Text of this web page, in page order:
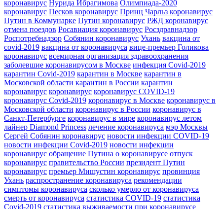
коронавирус Нурида Ибрагимова Олимпиада-2020
коронавирус Песков коронавирус Принц Чарльз коронавирус
Путин в Коммунарке Путин коронавирус РЖД коронавирус
отмена поездов Росавиация коронавирус Росздравнадзор
Роспотребнадзор Собянин коронавирус Ухань вакцина от
covid-2019 вакцина от коронавируса вице-премьер Голикова
коронавирус всемирная организация здравоохранения
заболевшие коронавирусом в Москве инфекция Covid-2019
карантин Covid-2019 карантин в Москве карантин в
Московской области карантин в России карантин
коронавирус коронавирус коронавирус COVID-19
коронавирус Covid-2019 коронавирус в Москве коронавирус в
Московской области коронавирус в России коронавирус в
Санкт-Петербурге коронавирус в мире коронавирус летом
лайнер Diamond Princess лечение коронавируса мэр Москвы
Сергей Собянин коронавирус новости инфекции COVID-19
новости инфекции Covid-2019 новости инфекции
коронавирус обращение Путина о коронавирусе отпуск
коронавирус правительство России президент Путин
коронавирус премьер Мишустин коронавирус провинция
Ухань распространение коронавируса рекомендации
симптомы коронавируса сколько умерло от коронавируса
смерть от коронавируса статистика COVID-19 статистика
Covid-2019 статистика выживаемости при коронавирусе